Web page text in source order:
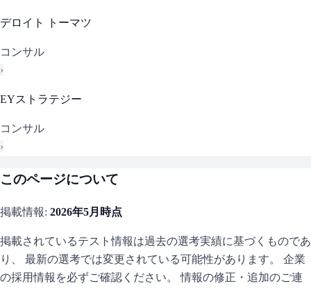
デロイト トーマツ
コンサル
›
EYストラテジー
コンサル
›
このページについて
掲載情報: 2026年5月 時点
掲載されているテスト情報は過去の選考実績に基づくものであ
り、 最新の選考では変更されている可能性があります。 企業
の採用情報を必ずご確認ください。 情報の修正・追加のご連